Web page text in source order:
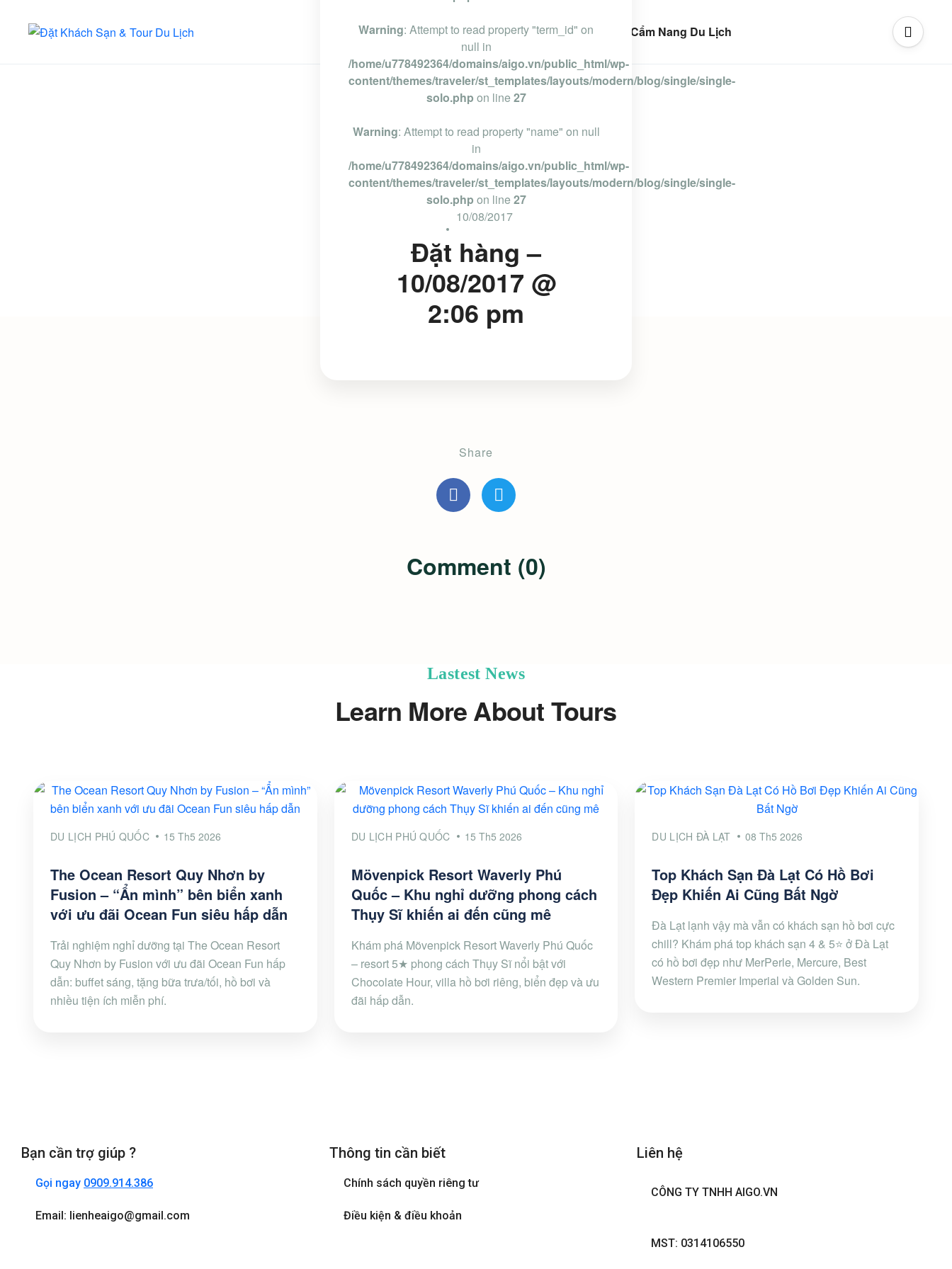
Vũng Tàu Phan Thiết Nha Trang Đà Lạt Cẩm Nang Du Lịch
Warning: Attempt to read property "term_id" on
null in
/home/u778492364/domains/aigo.vn/public_html/wp-
content/themes/traveler/st_templates/layouts/modern/blog/single/single-
solo.php on line 27
Warning: Attempt to read property "name" on null
in
/home/u778492364/domains/aigo.vn/public_html/wp-
content/themes/traveler/st_templates/layouts/modern/blog/single/single-
solo.php on line 27
10/08/2017
Đặt hàng –
10/08/2017 @
2:06 pm
Share
Comment (0)
Lastest News
Learn More About Tours
DU LỊCH PHÚ QUỐC 15 Th5 2026
The Ocean Resort Quy Nhơn by
Fusion – “Ẩn mình” bên biển xanh
với ưu đãi Ocean Fun siêu hấp dẫn
Trải nghiệm nghỉ dưỡng tại The Ocean Resort
Quy Nhơn by Fusion với ưu đãi Ocean Fun hấp
dẫn: buffet sáng, tặng bữa trưa/tối, hồ bơi và
nhiều tiện ích miễn phí.
DU LỊCH PHÚ QUỐC 15 Th5 2026
Mövenpick Resort Waverly Phú
Quốc – Khu nghỉ dưỡng phong cách
Thụy Sĩ khiến ai đến cũng mê
Khám phá Mövenpick Resort Waverly Phú Quốc
– resort 5★ phong cách Thụy Sĩ nổi bật với
Chocolate Hour, villa hồ bơi riêng, biển đẹp và ưu
đãi hấp dẫn.
DU LỊCH ĐÀ LẠT 08 Th5 2026
Top Khách Sạn Đà Lạt Có Hồ Bơi
Đẹp Khiến Ai Cũng Bất Ngờ
Đà Lạt lạnh vậy mà vẫn có khách sạn hồ bơi cực
chill? Khám phá top khách sạn 4 & 5⭐ ở Đà Lạt
có hồ bơi đẹp như MerPerle, Mercure, Best
Western Premier Imperial và Golden Sun.
Bạn cần trợ giúp ?
Gọi ngay 0909.914.386
Email: lienheaigo@gmail.com
Thông tin cần biết
Chính sách quyền riêng tư
Điều kiện & điều khoản
Liên hệ
CÔNG TY TNHH AIGO.VN
MST: 0314106550